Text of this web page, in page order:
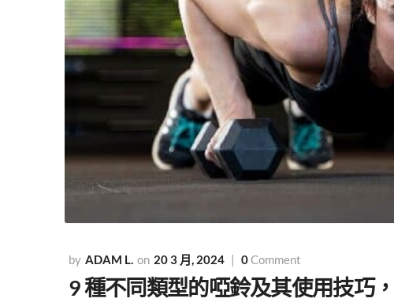
ADAM L. 20 3 月, 2024 0Comment
9 種不同類型的啞鈴及其使用技巧